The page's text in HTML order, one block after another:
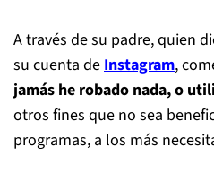
A través de su padre, quien
su cuenta deInstagram,
jamás he robado nada, o
otros fines que no sea
programas, a los más